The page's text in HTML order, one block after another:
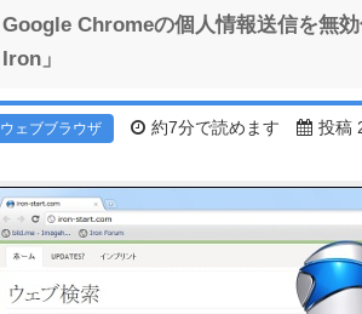
Google Chromeの個人情報送信を無
Iron」
ウェブブラウザ 約7分で読めます 投稿